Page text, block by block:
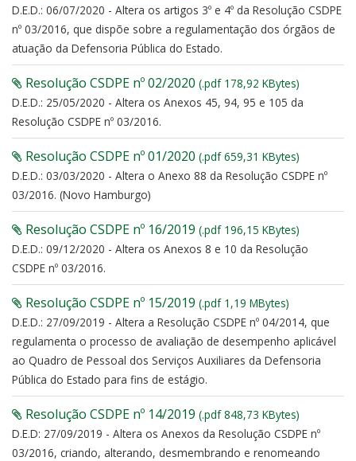
D.E.D.: 06/07/2020 - Altera os artigos 3º e 4º da Resolução CSDPE
nº 03/2016, que dispõe sobre a regulamentação dos órgãos de
atuação da Defensoria Pública do Estado.
Resolução CSDPE nº 02/2020 (.pdf 178,92 KBytes)
D.E.D.: 25/05/2020 - Altera os Anexos 45, 94, 95 e 105 da
Resolução CSDPE nº 03/2016.
Resolução CSDPE nº 01/2020 (.pdf 659,31 KBytes)
D.E.D.: 03/03/2020 - Altera o Anexo 88 da Resolução CSDPE nº
03/2016. (Novo Hamburgo)
Resolução CSDPE nº 16/2019 (.pdf 196,15 KBytes)
D.E.D.: 09/12/2020 - Altera os Anexos 8 e 10 da Resolução
CSDPE nº 03/2016.
Resolução CSDPE nº 15/2019 (.pdf 1,19 MBytes)
D.E.D.: 27/09/2019 - Altera a Resolução CSDPE nº 04/2014, que
regulamenta o processo de avaliação de desempenho aplicável
ao Quadro de Pessoal dos Serviços Auxiliares da Defensoria
Pública do Estado para fins de estágio.
Resolução CSDPE nº 14/2019 (.pdf 848,73 KBytes)
D.E.D: 27/09/2019 - Altera os Anexos da Resolução CSDPE nº
03/2016, criando, alterando, desmembrando e renomeando